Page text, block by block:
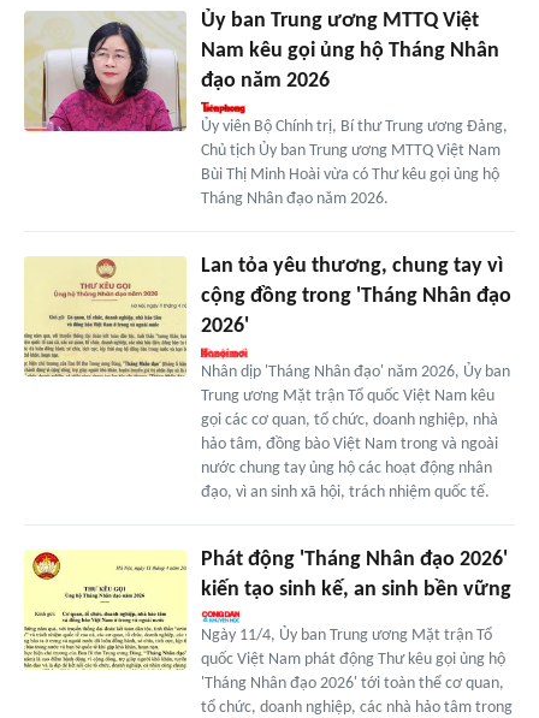
Ủy ban Trung ương MTTQ Việt
Nam kêu gọi ủng hộ Tháng Nhân
đạo năm 2026
Ủy viên Bộ Chính trị, Bí thư Trung ương Đảng,
Chủ tịch Ủy ban Trung ương MTTQ Việt Nam
Bùi Thị Minh Hoài vừa có Thư kêu gọi ủng hộ
Tháng Nhân đạo năm 2026.
Lan tỏa yêu thương, chung tay vì
cộng đồng trong 'Tháng Nhân đạo
2026'
Nhân dịp 'Tháng Nhân đạo' năm 2026, Ủy ban
Trung ương Mặt trận Tổ quốc Việt Nam kêu
gọi các cơ quan, tổ chức, doanh nghiệp, nhà
hảo tâm, đồng bào Việt Nam trong và ngoài
nước chung tay ủng hộ các hoạt động nhân
đạo, vì an sinh xã hội, trách nhiệm quốc tế.
Phát động 'Tháng Nhân đạo 2026'
kiến tạo sinh kế, an sinh bền vững
Ngày 11/4, Ủy ban Trung ương Mặt trận Tổ
quốc Việt Nam phát động Thư kêu gọi ủng hộ
'Tháng Nhân đạo 2026' tới toàn thể cơ quan,
tổ chức, doanh nghiệp, các nhà hảo tâm trong